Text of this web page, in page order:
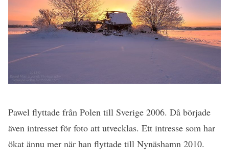
Pawel flyttade från Polen till Sverige 2006. Då började
även intresset för foto att utvecklas. Ett intresse som har
ökat ännu mer när han flyttade till Nynäshamn 2010.